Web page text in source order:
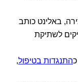
באלינט כותב
לשתיקת
התנגדות בטיפול,